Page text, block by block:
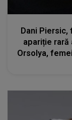
Dani Piersic,
apariție rară
Orsolya,